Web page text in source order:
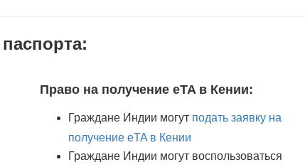
Право на получение eTA в Кении:
Граждане Индии могут подать заявку на
получение eTA в Кении
Граждане Индии могут воспользоваться